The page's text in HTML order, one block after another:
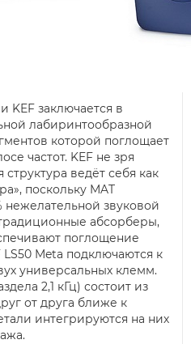
KEF заключается в
лабиринтообразной
которой поглощает
частот. KEF не зря
структура ведёт себя как
поскольку MAT
нежелательной звуковой
абсорберы,
поглощение
Meta подключаются к
универсальных клемм.
2,1 кГц) состоит из
от друга ближе к
интегрируются на них